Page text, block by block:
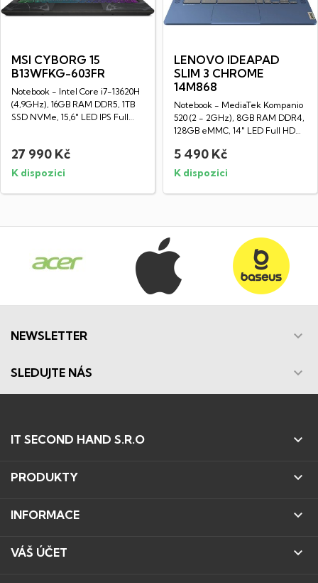
MSI CYBORG 15
B13WFKG-603FR
Notebook - Intel Core i7-13620H
(4,9GHz), 16GB RAM DDR5, 1TB
SSD NVMe, 15,6" LED IPS Full
27 990 Kč
K dispozici
LENOVO IDEAPAD
SLIM 3 CHROME
14M868
Notebook - MediaTek Kompanio
520 (2 - 2GHz), 8GB RAM DDR4,
128GB eMMC, 14" LED Full HD
5 490 Kč
K dispozici
NEWSLETTER 
SLEDUJTE NÁS 
IT SECOND HAND S.R.O 
PRODUKTY 
INFORMACE 
VÁŠ ÚČET 